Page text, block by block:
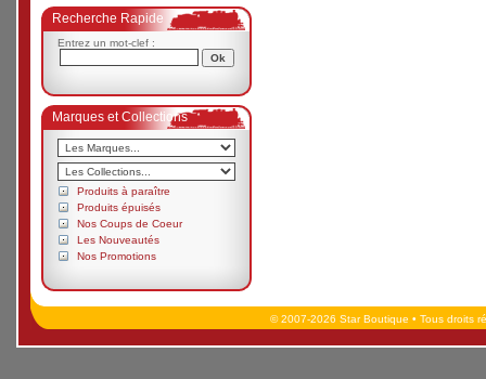
Recherche Rapide
Entrez un mot-clef :
Marques et Collections
Produits à paraître
Produits épuisés
Nos Coups de Coeur
Les Nouveautés
Nos Promotions
© 2007-2026 Star Boutique • Tous droits